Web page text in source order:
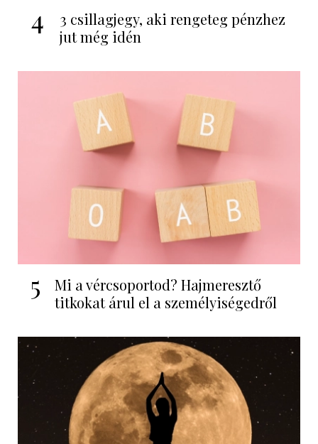
4
3 csillagjegy, aki rengeteg pénzhez
jut még idén
5
Mi a vércsoportod? Hajmeresztő
titkokat árul el a személyiségedről